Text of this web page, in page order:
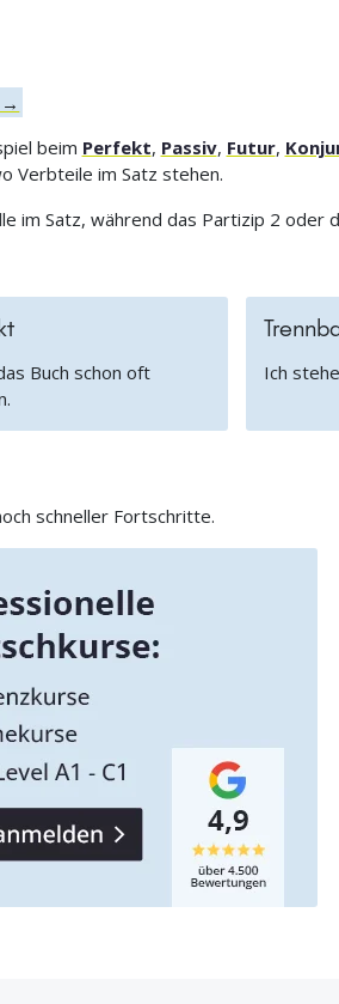
→
beim Perfekt, Passiv, Futur,
Verbteile im Satz stehen.
im Satz, während das Partizip 2 oder
Buch schon oft
Ich
schneller Fortschritte.